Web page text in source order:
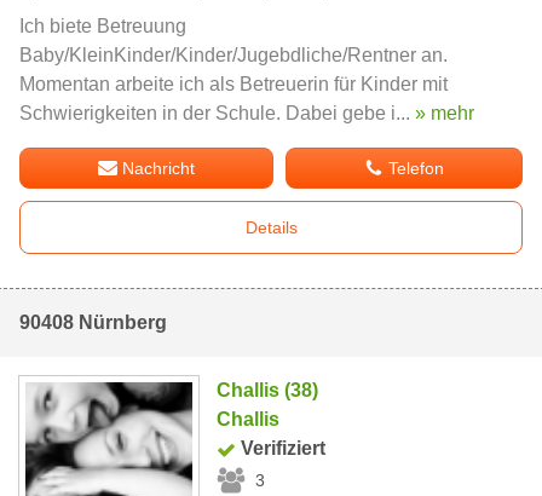
Ich biete Betreuung
Baby/KleinKinder/Kinder/Jugebdliche/Rentner an.
Momentan arbeite ich als Betreuerin für Kinder mit
Schwierigkeiten in der Schule. Dabei gebe i... » mehr
Nachricht Telefon
Details
90408 Nürnberg
Challis (38)
Challis
Verifiziert
3